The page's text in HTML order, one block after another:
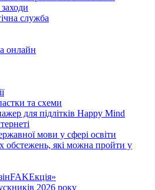
служба
онлайн
та схеми
для підлітків Happy Mind
мови у сфері освіти
обстежень, які можна пройти у
2026 року